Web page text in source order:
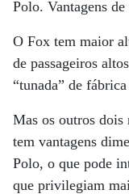
Polo. Vantagens
O Fox tem maior
de passageiros
“tunada” de fábrica
Mas os outros dois
tem vantagens
Polo, o que pode
que privilegiam